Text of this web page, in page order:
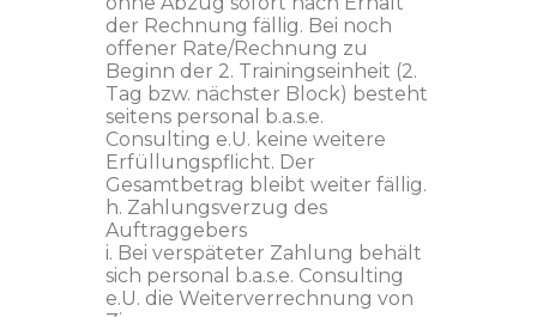
der Rechnung fällig. Bei noch
offener Rate/Rechnung zu
Beginn der 2. Trainingseinheit (2.
Tag bzw. nächster Block) besteht
seitens personal b.a.s.e.
Consulting e.U. keine weitere
Erfüllungspflicht. Der
Gesamtbetrag bleibt weiter fällig.
h. Zahlungsverzug des
Auftraggebers
i. Bei verspäteter Zahlung behält
sich personal b.a.s.e. Consulting
e.U. die Weiterverrechnung von